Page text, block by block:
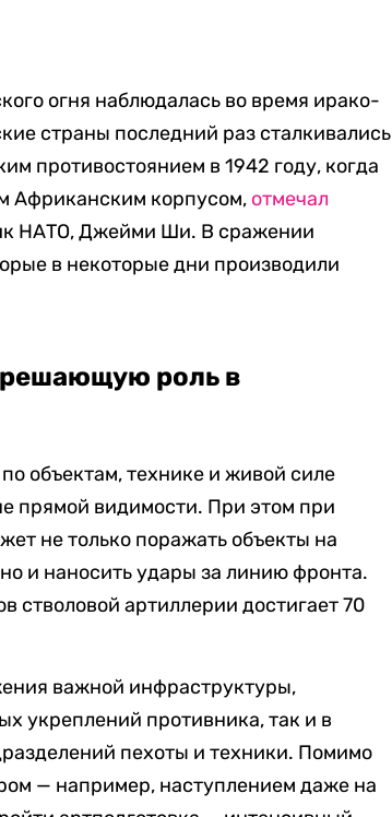
огня наблюдалась во время ирако-
страны последний раз сталкивались
противостоянием в 1942 году, когда
Африканским корпусом, отмечал
НАТО, Джейми Ши. В сражении
в некоторые дни производили
решающую роль в
объектам, технике и живой силе
прямой видимости. При этом при
не только поражать объекты на
и наносить удары за линию фронта.
стволовой артиллерии достигает 70
важной инфраструктуры,
укреплений противника, так и в
пехоты и техники. Помимо
— например, наступлением даже на